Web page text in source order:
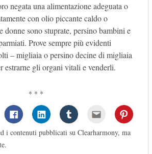
negata una alimentazione adeguata o
con olio piccante caldo o
donne sono stuprate, persino bambini e
Prove sempre più evidenti
– migliaia o persino decine di migliaia
estrarne gli organi vitali e venderli.
* * *
i contenuti pubblicati su Clearharmony, ma